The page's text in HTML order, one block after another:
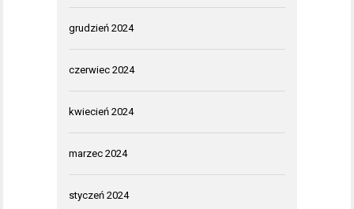
grudzień 2024
czerwiec 2024
kwiecień 2024
marzec 2024
styczeń 2024